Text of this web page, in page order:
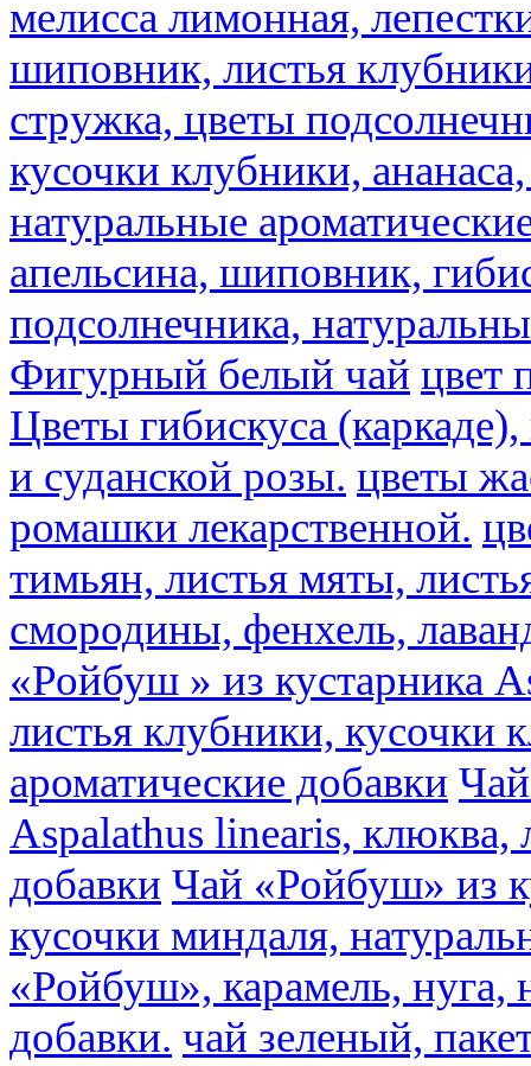
мелисса лимонная,
шиповник, листья
стружка, цветы
кусочки клубники,
натуральные
апельсина, шиповник,
подсолнечника,
Фигурный белый чай цвет
Цветы гибискуса
и суданской розы. цветы
ромашки лекарственной.
тимьян, листья мяты,
смородины, фенхель,
«Ройбуш » из кустарника
листья клубники, кусочки
ароматические добавки
Aspalathus linearis, клюква,
добавки Чай «Ройбуш» из
кусочки миндаля,
«Ройбуш», карамель, нуга,
добавки. чай зеленый,